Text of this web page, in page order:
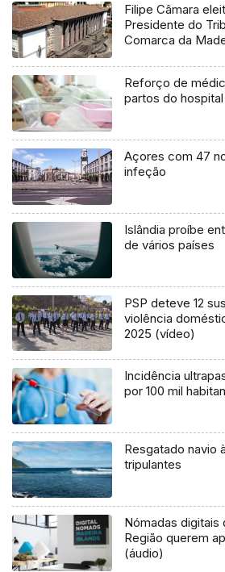
Filipe Câmara
Presidente do
Comarca da
Reforço de
partos do
Açores com 47
infeção
Islândia proíbe
de vários países
PSP deteve 12
violência
2025 (vídeo)
Incidência
por 100 mil
Resgatado navio
tripulantes
Nómadas digitais
Região querem
(áudio)